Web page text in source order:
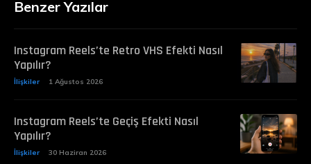
Benzer Yazılar
Instagram Reels’te Retro VHS Efekti Nasıl
Yapılır?
İlişkiler 1 Ağustos 2026
Instagram Reels’te Geçiş Efekti Nasıl
Yapılır?
İlişkiler 30 Haziran 2026